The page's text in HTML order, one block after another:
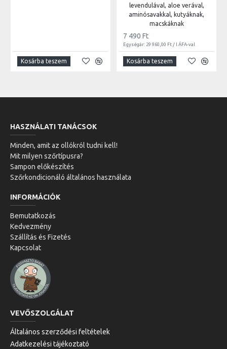
Kosárba teszem
levendulával, aloe verával,
aminósavakkal, kutyáknak,
macskáknak
7 490 Ft
Egységár: 29 960,00 Ft / l ÁFA-val
Kosárba teszem
HASZNÁLATI TANÁCSOK
Minden, amit az ollókról tudni kell!
Mit milyen szőrtípusra?
Sampon előkészítés
Szőrkondicionáló általános használata
INFORMÁCIÓK
Bemutatkozás
Kedvezmény
Szállítás és Fizetés
Kapcsolat
VEVŐSZOLGÁLAT
Általános szerződési feltételek
Adatkezelési tájékoztató